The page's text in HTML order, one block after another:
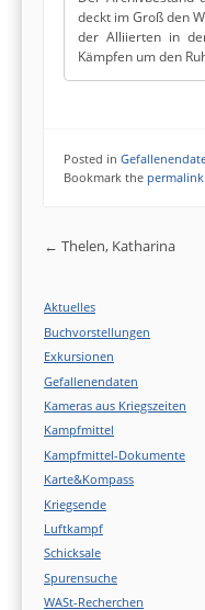
deckt im Groß den
der Alliierten in
Kämpfen um den
Posted in
Bookmark the permalink
Post
← Thelen, Katharina
Aktuelles
Buchvorstellungen
Exkursionen
Gefallenendaten
Kameras aus Kriegszeiten
Kampfmittel
Kampfmittel-Dokumente
Karte&Kompass
Kriegsende
Luftkampf
Schicksale
Spurensuche
WASt-Recherchen